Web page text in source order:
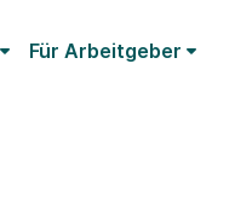
Für Arbeitgeber